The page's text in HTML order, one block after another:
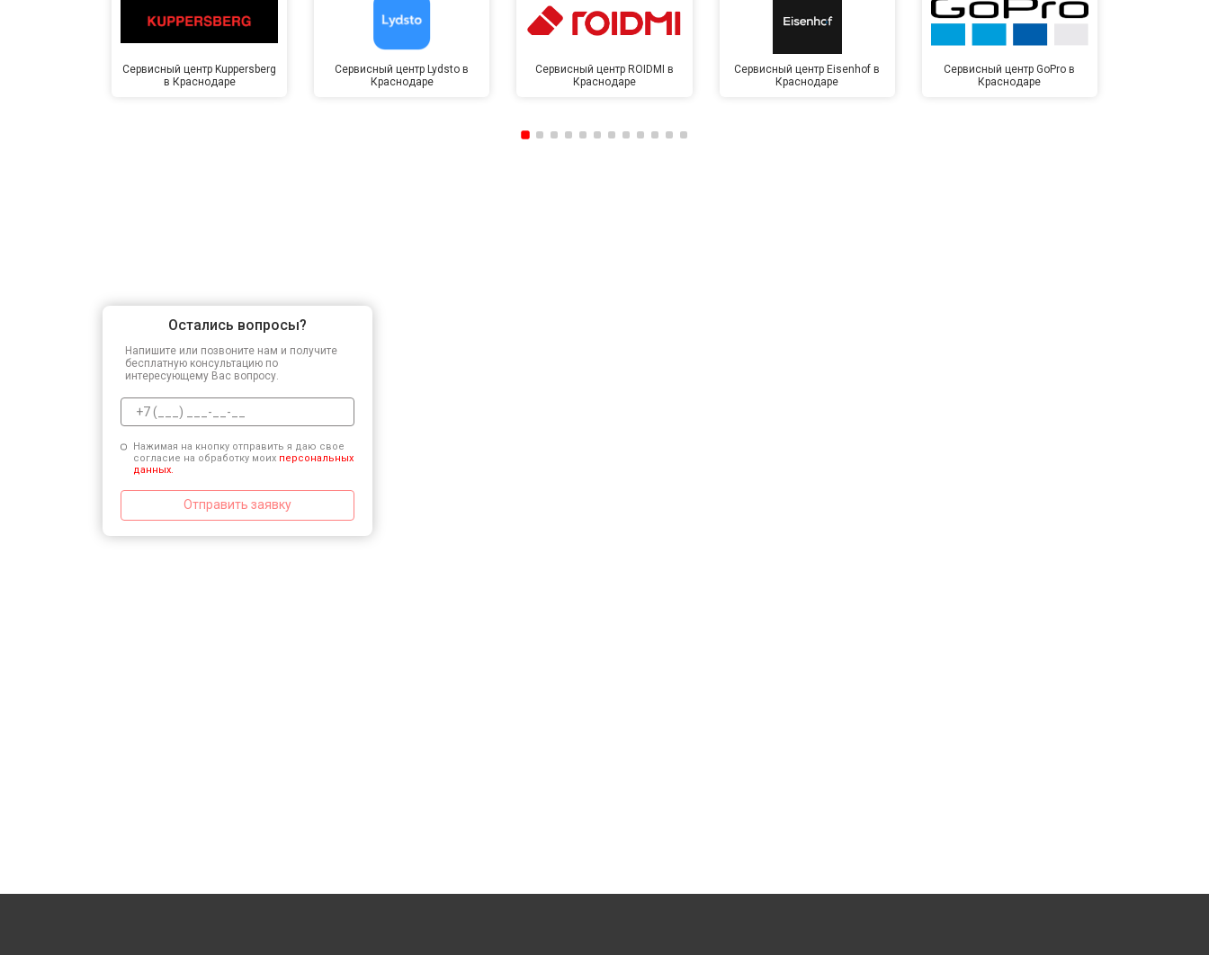
Сервисный центр Kuppersberg
в Краснодаре
Сервисный центр Lydsto в
Краснодаре
Сервисный центр ROIDMI в
Краснодаре
Сервисный центр Eisenhof в
Краснодаре
Сервисный центр GoPro в
Краснодаре
Остались вопросы?
Напишите или позвоните нам и получите
бесплатную консультацию по
интересующему Вас вопросу.
Нажимая на кнопку отправить я даю свое
согласие на обработку моих персональных
данных.
Отправить заявку